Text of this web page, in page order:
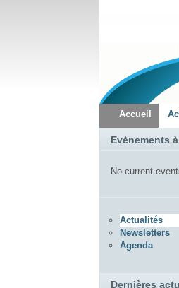
Accueil
Evènements
No current
Actualités
Newsletters
Agenda
Dernières